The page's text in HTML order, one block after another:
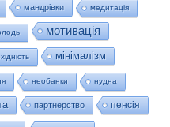
мандрівки медитація
мотивація
мінімалізм
необанки нудна
партнерство пенсія